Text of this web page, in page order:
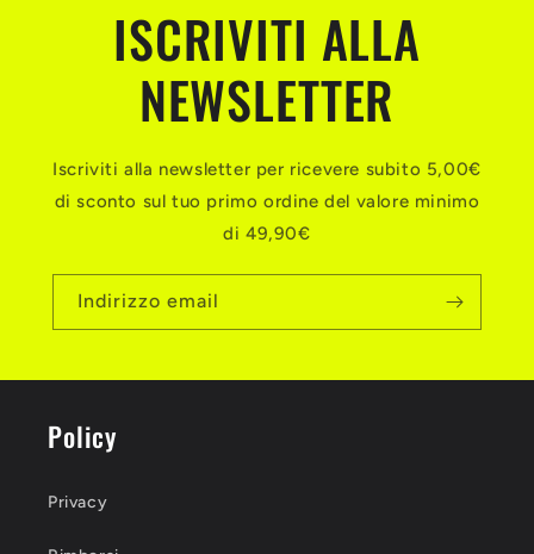
ISCRIVITI ALLA
NEWSLETTER
Iscriviti alla newsletter per ricevere subito 5,00€
di sconto sul tuo primo ordine del valore minimo
di 49,90€
Indirizzo email
Policy
Privacy